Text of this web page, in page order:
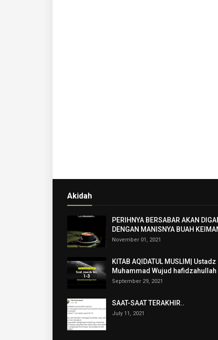
Akidah
PERIHNYA BERSABAR AKAN
DENGAN MANISNYA BUAH
November 01, 2021
KITAB AQIDATUL MUSLIM| Ustadz
Muhammad Wujud hafidzahullah
September 29, 2021
SAAT-SAAT TERAKHIR..
July 11, 2021